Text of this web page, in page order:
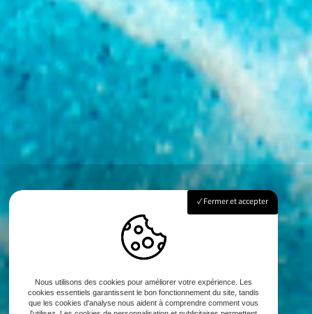
Fermer et accepter
Nous utilisons des cookies pour améliorer votre expérience. Les
cookies essentiels garantissent le bon fonctionnement du site, tandis
que les cookies d'analyse nous aident à comprendre comment vous